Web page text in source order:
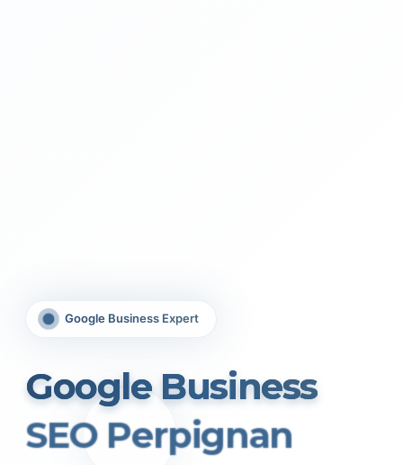
Google Business Expert
Google Business
SEO Perpignan